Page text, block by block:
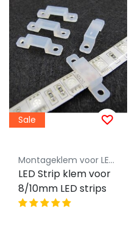
Sale
Montageklem voor LED profielen - Luksus
LED Strip klem voor
8/10mm LED strips